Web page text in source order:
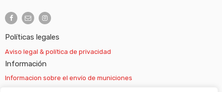
Políticas legales
Aviso legal & política de privacidad
Información
Informacion sobre el envío de municiones